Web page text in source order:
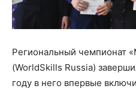
Региональный чемпионат
(WorldSkills Russia)
году в него впервые